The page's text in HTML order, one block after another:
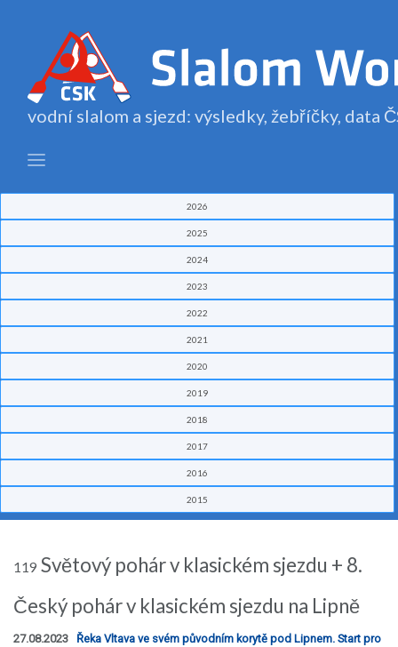
vodní slalom a sjezd: výsledky, žebříčky, data
2026
2025
2024
2023
2022
2021
2020
2019
2018
2017
2016
2015
119 Světový pohár v klasickém sjezdu + 8.
Český pohár v klasickém sjezdu na Lipně
27.08.2023 Řeka Vltava ve svém původním korytě pod Lipnem. Start pro